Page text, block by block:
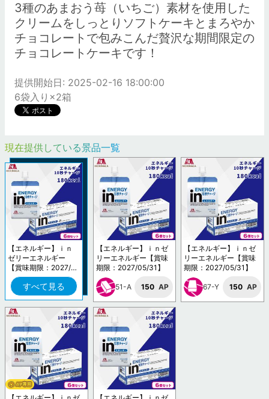
3種のあまおう苺（いちご）素材を使用した
クリームをしっとりソフトケーキとまろやか
チョコレートで包みこんだ贅沢な期間限定の
チョコレートケーキです！
提供開始日: 2025-02-16 18:00:00
6袋入り×2箱
現在提供している景品一覧
【エネルギー】ｉｎ
ゼリーエネルギー
【賞味期限：2027/0
5/31】
すべて見る
【エネルギー】ｉｎゼ
リーエネルギー【賞味
期限：2027/05/31】
51-A 150 AP
【エネルギー】ｉｎゼ
リーエネルギー【賞味
期限：2027/05/31】
67-Y 150 AP